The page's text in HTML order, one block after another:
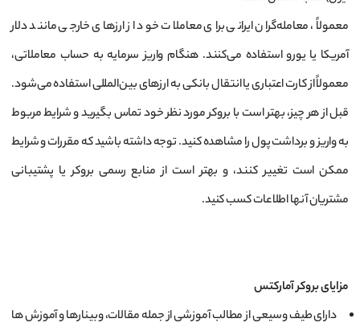
معمولاً، معامله‌گران ایرانی برای معاملات خود از ارزهای خارجی مانند دلار
آمریکا یا یورو استفاده می‌کنند. هنگام واریز سرمایه به حساب معاملاتی،
معمولاً از کارت اعتباری یا انتقال بانکی به ارزهای بین‌المللی استفاده می‌شود.
قبل از هر چیز، بهتر است با بروکر مورد نظر خود تماس بگیرید و شرایط مربوط
به واریز و برداشت پول را مشاهده کنید. توجه داشته باشید که مقررات و شرایط
ممکن است تغییر کنند، و بهتر است از منابع رسمی بروکر یا پشتیبانی
مشتریان آنها اطلاعات کسب کنید.
مزایای بروکر آمارکتس
دارای طیف وسیعی از مطالب آموزشی از جمله مقالات، وبینارها و آموزش ها